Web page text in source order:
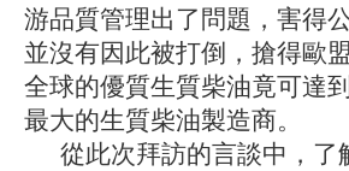
游品質管理出了問題，害得
並沒有因此被打倒，搶得歐
全球的優質生質柴油竟可達
最大的生質柴油製造商。
從此次拜訪的言談中，了